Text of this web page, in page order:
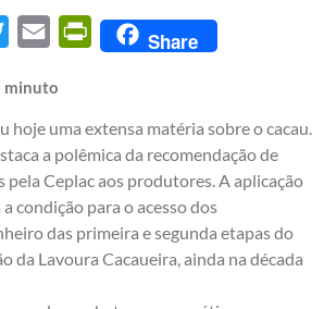
Twitter Email PrintFriendly
Share
minuto
hoje uma extensa matéria sobre o cacau.
a polêmica da recomendação de
pela Ceplac aos produtores. A aplicação
condição para o acesso dos
das primeira e segunda etapas do
da Lavoura Cacaueira, ainda na década